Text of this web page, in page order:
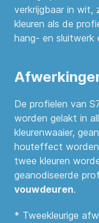
verkrijgbaar in
kleuren als de
hang- en sluitwerk
De profielen van
worden gelakt in
kleurenwaaier,
houteffect
twee kleuren
geanodiseerde
vouwdeuren.
* Tweekleurige